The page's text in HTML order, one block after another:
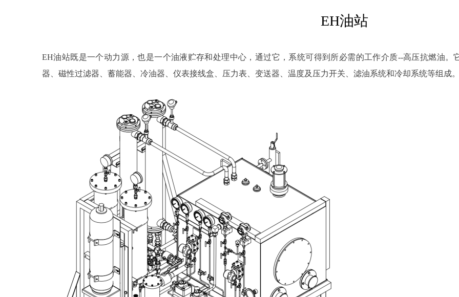
EH油站
EH油站既是一个动力源，也是一个油液贮存和处理中心，通过它，系统可得到所必需的工作介质--高压抗燃油
器、磁性过滤器、蓄能器、冷油器、仪表接线盒、压力表、变送器、温度及压力开关、滤油系统和冷却系统等组成。